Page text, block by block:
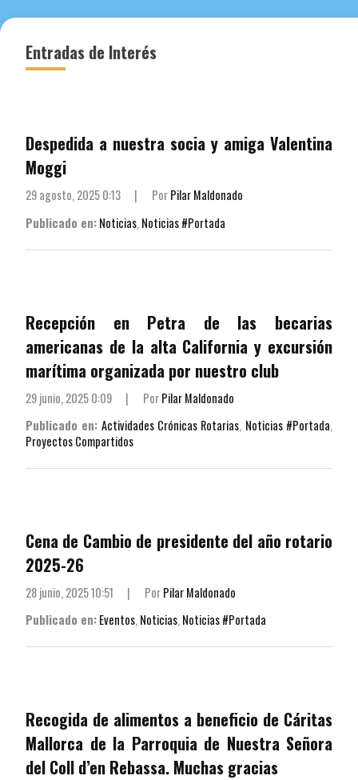
Entradas de Interés
Despedida a nuestra socia y amiga Valentina
Moggi
29 agosto, 2025 0:13 | PorPilar Maldonado
Publicado en:Noticias, Noticias #Portada
Recepción en Petra de las becarias
americanas de la alta California y excursión
marítima organizada por nuestro club
29 junio, 2025 0:09 | PorPilar Maldonado
Publicado en: Actividades Crónicas Rotarias, Noticias #Portada,
Proyectos Compartidos
Cena de Cambio de presidente del año rotario
2025-26
28 junio, 2025 10:51 | PorPilar Maldonado
Publicado en:Eventos, Noticias, Noticias #Portada
Recogida de alimentos a beneficio de Cáritas
Mallorca de la Parroquia de Nuestra Señora
del Coll d’en Rebassa. Muchas gracias